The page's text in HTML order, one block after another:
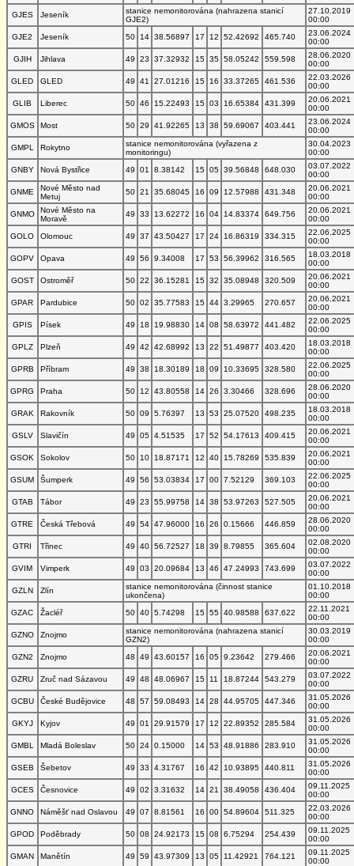
GJES
Jeseník
stanice nemonitorována (nahrazena stanicí
GJE2)
27.10.2019
00:00
GJE2
Jeseník 50 14 38.56897 17 12 52.42692 465.740
23.06.2024
00:00
GJIH
Jihlava 49 23 37.32932 15 35 58.05242 559.598
28.06.2020
00:00
GLED
GLED 49 41 27.01216 15 16 33.37265 461.536
22.03.2026
00:00
GLIB
Liberec 50 46 15.22493 15 03 16.65384 431.399
20.06.2021
00:00
GMOS
Most 50 29 41.92265 13 38 59.69067 403.441
23.06.2024
00:00
GMPL
Rokytno
stanice nemonitorována (vyřazena z
monitoringu)
30.04.2023
00:00
GNBY
Nová Bystřice 49 01 8.38142 15 05 39.56848 648.030
03.07.2022
00:00
GNME
Nové Město nad
Metuj
50 21 35.68045 16 09 12.57988 431.348
20.06.2021
00:00
GNMO
Nové Město na
Moravě
49 33 13.62272 16 04 14.83374 649.756
20.06.2021
00:00
GOLO
Olomouc 49 37 43.50427 17 24 16.86319 334.315
22.06.2025
00:00
GOPV
Opava 49 56 9.34008 17 53 56.39962 316.565
18.03.2018
00:00
GOST
Ostroměř 50 22 36.15281 15 32 35.08948 320.509
20.06.2021
00:00
GPAR
Pardubice 50 02 35.77583 15 44 3.29965 270.657
20.06.2021
00:00
GPIS
Písek 49 18 19.98830 14 08 58.63972 441.482
22.06.2025
00:00
GPLZ
Plzeň 49 42 42.68992 13 22 51.49877 403.420
18.03.2018
00:00
GPRB
Příbram 49 38 18.30189 18 09 10.33695 328.580
22.06.2025
00:00
GPRG
Praha 50 12 43.80558 14 26 3.30466 328.696
28.06.2020
00:00
GRAK
Rakovník 50 09 5.76397 13 53 25.07520 498.235
18.03.2018
00:00
GSLV
Slavičín 49 05 4.51535 17 52 54.17613 409.415
20.06.2021
00:00
GSOK
Sokolov 50 10 18.87171 12 40 15.78269 535.839
20.06.2021
00:00
GSUM
Šumperk 49 56 53.03834 17 00 7.52129 369.103
22.06.2025
00:00
GTAB
Tábor 49 23 55.99758 14 38 53.97263 527.505
20.06.2021
00:00
GTRE
Česká Třebová 49 54 47.96000 16 26 0.15666 446.859
28.06.2020
00:00
GTRI
Třinec 49 40 56.72527 18 39 8.79855 365.604
02.08.2020
00:00
GVIM
Vimperk 49 03 20.09684 13 46 47.24993 743.699
03.07.2022
00:00
GZLN
Zlín
stanice nemonitorována (činnost stanice
ukončena)
01.10.2018
00:00
GZAC
Žacléř 50 40 5.74298 15 55 40.98588 637.622
22.11.2021
00:00
GZNO
Znojmo
stanice nemonitorována (nahrazena stanicí
GZN2)
30.03.2019
00:00
GZN2
Znojmo 48 49 43.60157 16 05 9.23642 279.466
20.06.2021
00:00
GZRU
Zruč nad Sázavou 49 48 48.06967 15 11 18.87244 543.279
03.07.2022
00:00
GCBU
České Budějovice 48 57 59.08493 14 28 44.95705 447.346
31.05.2026
00:00
GKYJ
Kyjov 49 01 29.91579 17 12 22.89352 285.584
31.05.2026
00:00
GMBL
Mladá Boleslav 50 24 0.15000 14 53 48.91886 283.910
31.05.2026
00:00
GSEB
Šebetov 49 33 4.31767 16 42 10.93895 440.811
31.05.2026
00:00
GCES
Česnovice 49 02 3.31632 14 21 38.49058 436.404
09.11.2025
00:00
GNNO
Náměšť nad Oslavou 49 07 8.81561 16 00 54.89604 511.325
22.03.2026
00:00
GPOD
Poděbrady 50 08 24.92173 15 08 6.75294 254.439
09.11.2025
00:00
GMAN
Manětín 49 59 43.97309 13 05 11.42921 764.121
09.11.2025
00:00